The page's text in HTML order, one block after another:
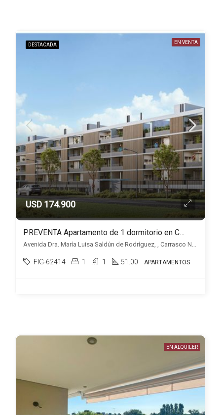
DESTACADA EN VENTA
USD 174.900
PREVENTA Apartamento de 1 dormitorio en Carrasco Norte, Edificio Palo Alto DOS
Avenida Dra. María Luisa Saldún de Rodríguez, , Carrasco Norte
FIG-62414 1 1 51.00 APARTAMENTOS
EN ALQUILER